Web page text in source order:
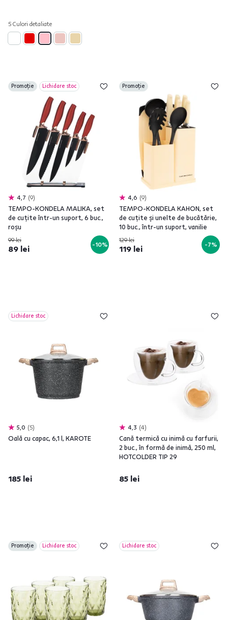
5 Culori detaliate
Promoție Lichidare stoc
4,7 9
TEMPO-KONDELA MALIKA, set
de cuţite într-un suport, 6 buc.,
roşu
99 lei
89 lei -10%
Promoție
4,6 9
TEMPO-KONDELA KAHON, set
de cuţite şi unelte de bucătărie,
10 buc., într-un suport, vanilie
129 lei
119 lei -7%
Lichidare stoc
5,0 5
Oală cu capac, 6,1 l, KAROTE
185 lei
4,3 4
Cană termică cu inimă cu farfurii,
2 buc., în formă de inimă, 250 ml,
HOTCOLDER TIP 29
85 lei
Promoție Lichidare stoc Lichidare stoc